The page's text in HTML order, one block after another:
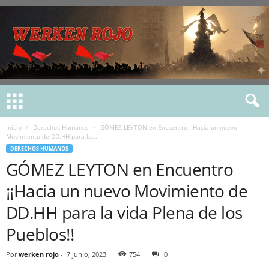
Inicio Derechos Humanos
GÓMEZ LEYTON en Encuentro ¡¡Hacia un nuevo
Movimiento de DD.HH para la...
DERECHOS HUMANOS
GÓMEZ LEYTON en Encuentro
¡¡Hacia un nuevo Movimiento de
DD.HH para la vida Plena de los
Pueblos!!
Por werken rojo - 7 junio, 2023 754 0